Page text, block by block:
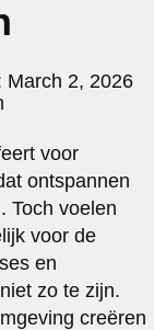
March 2, 2026
voor
ontspannen
Toch voelen
voor de
en
zo te zijn.
creëren